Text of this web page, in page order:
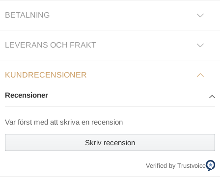
BETALNING
LEVERANS OCH FRAKT
KUNDRECENSIONER
Recensioner
Var först med att skriva en recension
Skriv recension
Verified by Trustvoice